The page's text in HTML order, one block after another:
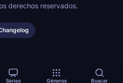
derechos reservados.
Series Géneros Buscar